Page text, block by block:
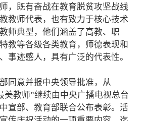
，既有奋战在教育脱贫攻坚战线
教师代表，也有致力于核心技术
师典型，他们涵盖了高教、职
教等各级各类教育，师德表现和
事迹感人，具有广泛的代表性。
意并报中央领导批准，从
美教师”继续由中央广播电视总台
宣部、教育部联合公布表彰。活